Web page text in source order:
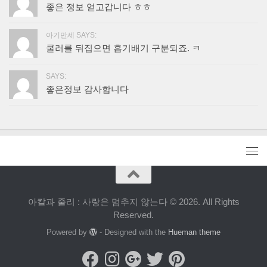
좋은 정보 얻고갑니다 ㅎㅎ
아기만세 SAYS:
쿨러를 뒤집으면 흡기배기 구분되죠. ㅋ
SAYS:
좋은정보 감사합니다
아칼과 줄리 : 사랑은 멈추지 않는다 © 2026. All Rights
Reserved.
Powered by - Designed with the Hueman theme